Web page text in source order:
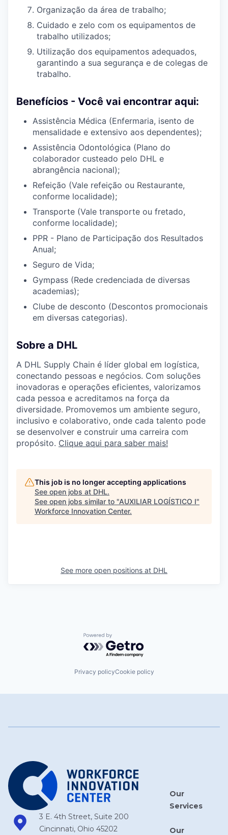
Organização da área de trabalho;
Cuidado e zelo com os equipamentos de
trabalho utilizados;
Utilização dos equipamentos adequados,
garantindo a sua segurança e de colegas de
trabalho.
Benefícios - Você vai encontrar aqui:
Assistência Médica (Enfermaria, isento de
mensalidade e extensivo aos dependentes);
Assistência Odontológica (Plano do
colaborador custeado pelo DHL e
abrangência nacional);
Refeição (Vale refeição ou Restaurante,
conforme localidade);
Transporte (Vale transporte ou fretado,
conforme localidade);
PPR - Plano de Participação dos Resultados
Anual;
Seguro de Vida;
Gympass (Rede credenciada de diversas
academias);
Clube de desconto (Descontos promocionais
em diversas categorias).
Sobre a DHL
A DHL Supply Chain é líder global em logística,
conectando pessoas e negócios. Com soluções
inovadoras e operações eficientes, valorizamos
cada pessoa e acreditamos na força da
diversidade. Promovemos um ambiente seguro,
inclusivo e colaborativo, onde cada talento pode
se desenvolver e construir uma carreira com
propósito. Clique aqui para saber mais!
This job is no longer accepting applications
See open jobs at DHL.
See open jobs similar to "AUXILIAR LOGÍSTICO I"
Workforce Innovation Center.
See more open positions at DHL
Powered by Getro.com
Privacy policyCookie policy
3 E. 4th Street, Suite 200
Cincinnati, Ohio 45202
Our
Services
Our